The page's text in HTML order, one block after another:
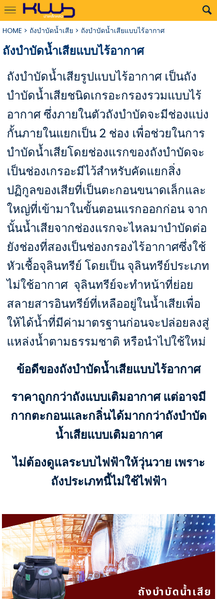
HOME> ถังบำบัดน้ำเสีย > ถังบำบัดน้ำเสียแบบไร้อากาศ
ถังบำบัดน้ำเสียแบบไร้อากาศ
ถังบำบัดน้ำเสียรูปแบบไร้อากาศ เป็นถัง
บำบัดน้ำเสียชนิดเกรอะกรองรวมแบบไร้
อากาศ ซึ่งภายในตัวถังบำบัดจะมีช่องแบ่ง
กั้นภายในแยกเป็น 2 ช่อง เพื่อช่วยในการ
บำบัดน้ำเสียโดยช่องแรกของถังบำบัดจะ
เป็นช่องเกรอะมีไว้สำหรับคัดแยกสิ่ง
ปฏิกูลของเสียที่เป็นตะกอนขนาดเล็กและ
ใหญ่ที่เข้ามาในขั้นตอนแรกออกก่อน จาก
นั้นน้ำเสียจากช่องแรกจะไหลมาบำบัดต่อ
ยังช่องที่สองเป็นช่องกรองไร้อากาศซึ่งใช้
หัวเชื้อจุลินทรีย์ โดยเป็น จุลินทรีย์ประเภท
ไม่ใช้อากาศ จุลินทรีย์จะทำหน้าที่ย่อย
สลายสารอินทรีย์ที่เหลืออยู่ในน้ำเสียเพื่อ
ให้ได้น้ำที่มีค่ามาตรฐานก่อนจะปล่อยลงสู่
แหล่งน้ำตามธรรมชาติ หรือนำไปใช้ใหม่
ข้อดีของถังบำบัดน้ำเสียแบบไร้อากาศ
ราคาถูกกว่าถังแบบเติมอากาศ แต่อาจมี
กากตะกอนและกลิ่นได้มากกว่าถังบำบัด
น้ำเสียแบบเติมอากาศ
ไม่ต้องดูแลระบบไฟฟ้าให้วุ่นวาย เพราะ
ถังประเภทนี้ไม่ใช้ไฟฟ้า